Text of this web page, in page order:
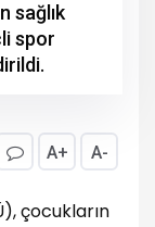
sağlık
spor
A+ A-
çocukların